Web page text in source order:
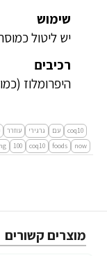
שימוש
יש ליטול כמוסה 1 ביום עם ארוחה המכילה
רכיבים
היפרומלוז
coq10 עם גרגירי עוזרר
now
foods
coq10
100
מוצרים קשורים